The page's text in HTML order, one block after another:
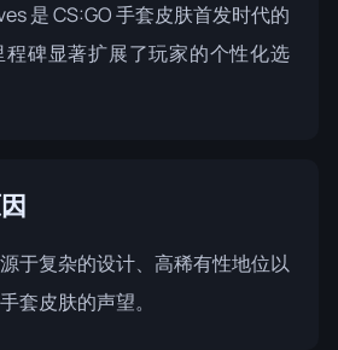
是 CS:GO 手套皮肤首发时代的
碑显著扩展了玩家的个性化选
于复杂的设计、高稀有性地位以
套皮肤的声望。